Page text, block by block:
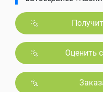
Оценить